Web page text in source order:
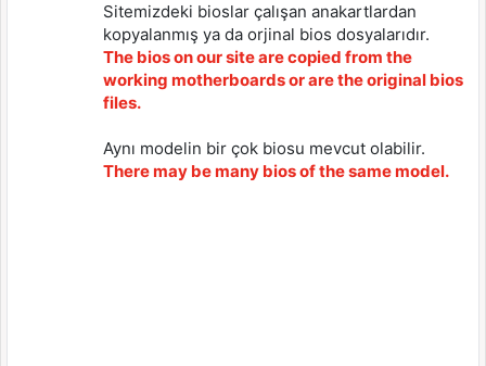
Sitemizdeki bioslar çalışan anakartlardan
kopyalanmış ya da orjinal bios dosyalarıdır.
The bios on our site are copied from the
working motherboards or are the original bios
files.
Aynı modelin bir çok biosu mevcut olabilir.
There may be many bios of the same model.